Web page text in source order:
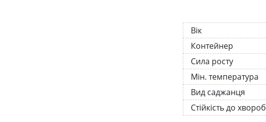
Вік
Контейнер
Сила росту
Мін. температура
Вид саджанця
Стійкість до хвороб